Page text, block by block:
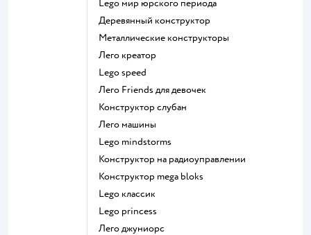
Lego мир юрского периода
Деревянный конструктор
Металлические конструкторы
Лего креатор
Lego speed
Лего Friends для девочек
Конструктор слубан
Лего машины
Lego mindstorms
Конструктор на радиоуправлении
Конструктор mega bloks
Lego классик
Lego princess
Лего джуниорс